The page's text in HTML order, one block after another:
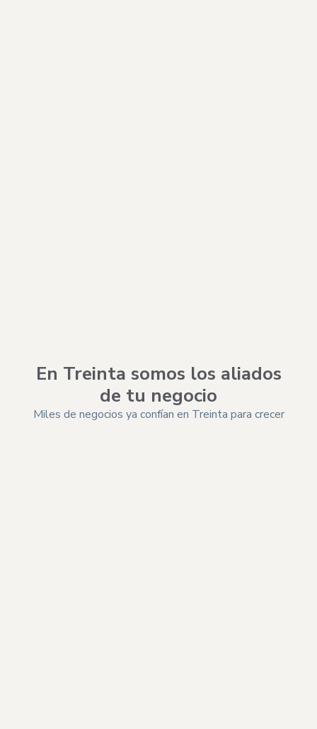
En Treinta somos los aliados
de tu negocio
Miles de negocios ya confían en Treinta para crecer